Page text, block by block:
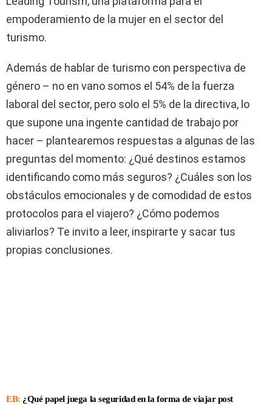
empoderamiento de la mujer en el sector del
turismo.
Además de hablar de turismo con perspectiva de
género – no en vano somos el 54% de la fuerza
laboral del sector, pero solo el 5% de la directiva, lo
que supone una ingente cantidad de trabajo por
hacer – plantearemos respuestas a algunas de las
preguntas del momento: ¿Qué destinos estamos
identificando como más seguros? ¿Cuáles son los
obstáculos emocionales y de comodidad de estos
protocolos para el viajero? ¿Cómo podemos
aliviarlos? Te invito a leer, inspirarte y sacar tus
propias conclusiones.
EB: ¿Qué papel juega la seguridad en la forma de viajar post